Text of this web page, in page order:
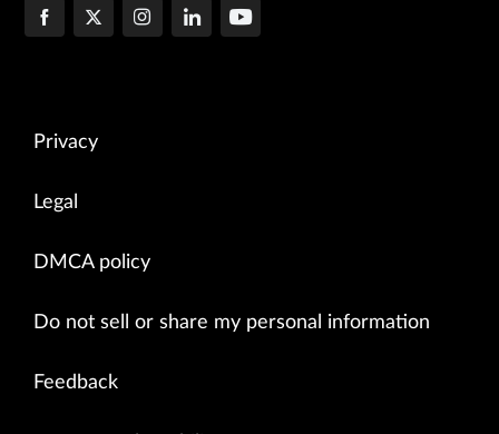
Privacy
Legal
DMCA policy
Do not sell or share my personal information
Feedback